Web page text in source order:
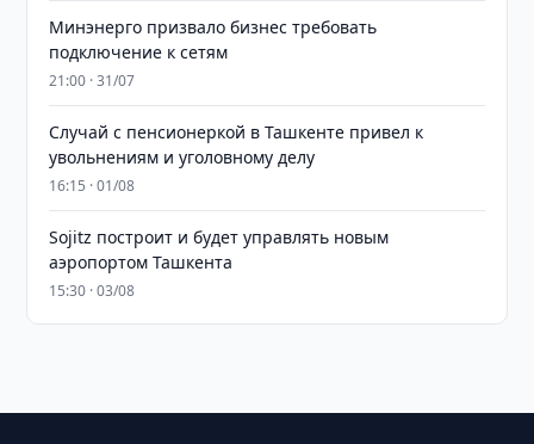
Минэнерго призвало бизнес требовать
подключение к сетям
21:00 · 31/07
Случай с пенсионеркой в Ташкенте привел к
увольнениям и уголовному делу
16:15 · 01/08
Sojitz построит и будет управлять новым
аэропортом Ташкента
15:30 · 03/08